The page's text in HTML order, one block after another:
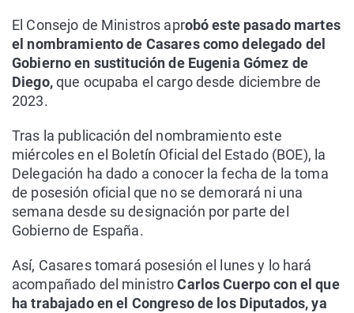
El Consejo de Ministros aprobó este pasado martes
el nombramiento de Casares como delegado del
Gobierno en sustitución de Eugenia Gómez de
Diego,que ocupaba el cargo desde diciembre de
2023.
Tras la publicación del nombramiento este
miércoles en el Boletín Oficial del Estado (BOE), la
Delegación ha dado a conocer la fecha de la toma
de posesión oficial que no se demorará ni una
semana desde su designación por parte del
Gobierno de España.
Así, Casares tomará posesión el lunes y lo hará
acompañado del ministroCarlos Cuerpo con el que
ha trabajado en el Congreso de los Diputados, ya